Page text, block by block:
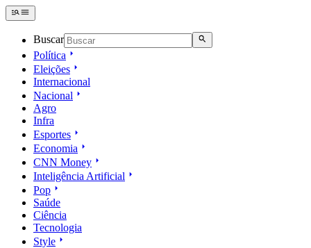
Buscar
Política
Eleições
Internacional
Nacional
Agro
Infra
Esportes
Economia
CNN Money
Inteligência Artificial
Pop
Saúde
Ciência
Tecnologia
Style